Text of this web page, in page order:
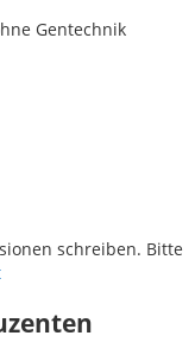
Gentechnik
schreiben. Bitte